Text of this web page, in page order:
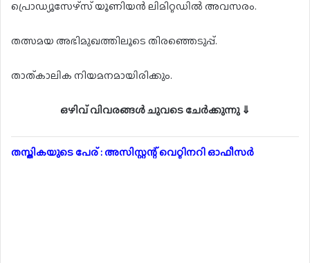
പ്രൊഡ്യൂസേഴ്സ് യൂണിയൻ ലിമിറ്റഡിൽ അവസരം.
തത്സമയ അഭിമുഖത്തിലൂടെ തിരഞ്ഞെടുപ്പ്.
താത്കാലിക നിയമനമായിരിക്കും.
ഒഴിവ് വിവരങ്ങൾ ചുവടെ ചേർക്കുന്നു ⇓
തസ്തികയുടെ പേര് : അസിസ്റ്റന്റ് വെറ്റിനറി ഓഫീസർ